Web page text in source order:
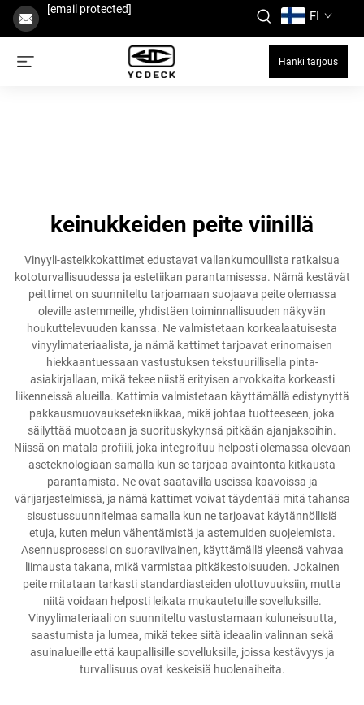
[email protected] FI
Hanki tarjous
keinukkeiden peite viinillä
Vinyyli-asteikkokattimet edustavat vallankumoullista ratkaisua
kototurvallisuudessa ja estetiikan parantamisessa. Nämä kestävät
peittimet on suunniteltu tarjoamaan suojaava peite olemassa
oleville astemmeille, yhdistäen toiminnallisuuden näkyvän
houkuttelevuuden kanssa. Ne valmistetaan korkealaatuisesta
vinyylimateriaalista, ja nämä kattimet tarjoavat erinomaisen
hiekkaantuessaan vastustuksen tekstuurillisella pinta-
asiakirjallaan, mikä tekee niistä erityisen arvokkaita korkeasti
liikenneissä alueilla. Kattimia valmistetaan käyttämällä edistynyttä
pakkausmuovauksetekniikkaa, mikä johtaa tuotteeseen, joka
säilyttää muotoaan ja suorituskykynsä pitkään ajanjaksoihin.
Niissä on matala profiili, joka integroituu helposti olemassa olevaan
aseteknologiaan samalla kun se tarjoaa avaintonta kitkausta
parantamista. Ne ovat saatavilla useissa kaavoissa ja
värijarjestelmissä, ja nämä kattimet voivat täydentää mitä tahansa
sisustussuunnitelmaa samalla kun ne tarjoavat käytännöllisiä
etuja, kuten melun vähentämistä ja astemuiden suojelemista.
Asennusprosessi on suoraviivainen, käyttämällä yleensä vahvaa
liimausta takana, mikä varmistaa pitkäkestoisuuden. Jokainen
peite mitataan tarkasti standardiasteiden ulottuvuuksiin, mutta
niitä voidaan helposti leikata mukautetuille sovelluksille.
Vinyylimateriaali on suunniteltu vastustamaan kuluneisuutta,
saastumista ja lumea, mikä tekee siitä ideaalin valinnan sekä
asuinalueille että kaupallisille sovelluksille, joissa kestävyys ja
turvallisuus ovat keskeisiä huolenaiheita.